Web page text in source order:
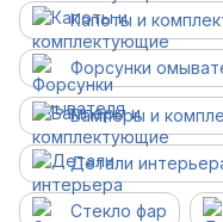
Капоты и
Форсунки
Бамперы и
Детали
Стекло фар